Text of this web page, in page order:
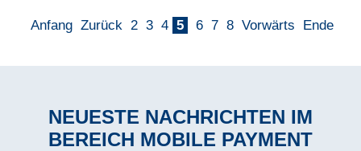
Anfang Zurück 2 3 4 5 6 7 8 Vorwärts Ende
NEUESTE NACHRICHTEN IM
BEREICH MOBILE PAYMENT